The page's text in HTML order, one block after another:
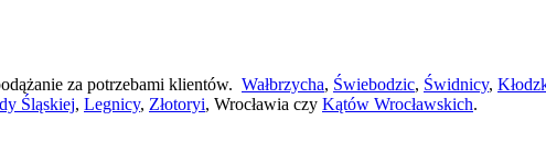
za potrzebami klientów. Wałbrzycha, Świebodzic, Świdnicy,
Śląskiej, Legnicy, Złotoryi, Wrocławia czy Kątów Wrocławskich.